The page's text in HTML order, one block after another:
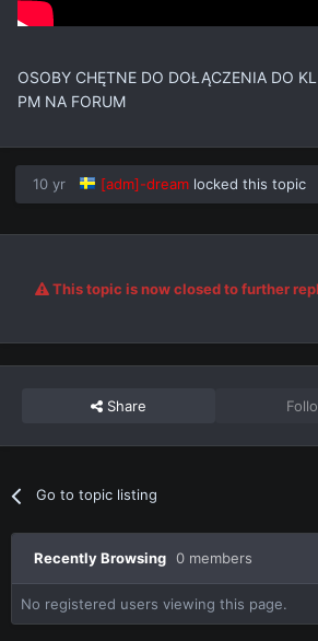
OSOBY CHĘTNE DO DOŁĄCZENIA DO
PM NA FORUM
10 yr [adm]-dream locked this topic
This topic is now closed to further
Share
Go to topic listing
Recently Browsing 0 members
No registered users viewing this page.